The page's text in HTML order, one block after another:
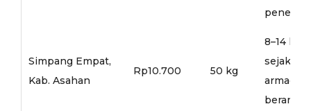
Simpang Empat,
Kab. Asahan
Rp10.700 50 kg
8–14 hari
sejak
armada